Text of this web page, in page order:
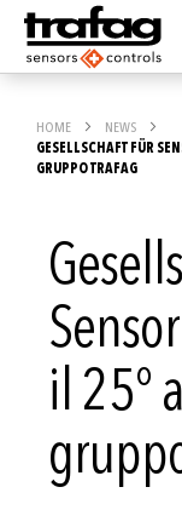
HOME
NEWS
GESELLSCHAFT FÜR
GRUPPO TRAFAG
il 25°